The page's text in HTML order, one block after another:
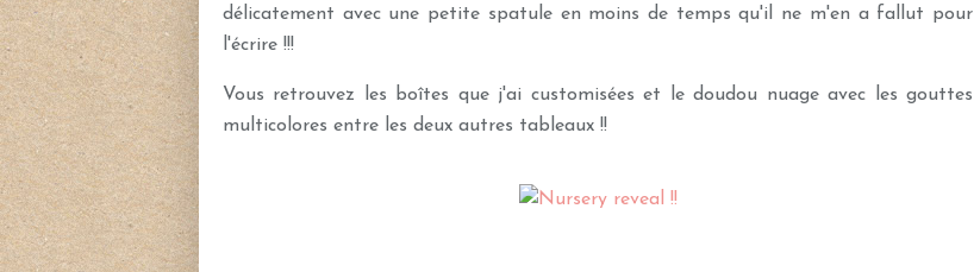
délicatement avec une petite spatule en moins de temps qu'il ne m'en a fallut pour
l'écrire !!!
Vous retrouvez les boîtes que j'ai customisées et le doudou nuage avec les gouttes
multicolores entre les deux autres tableaux !!